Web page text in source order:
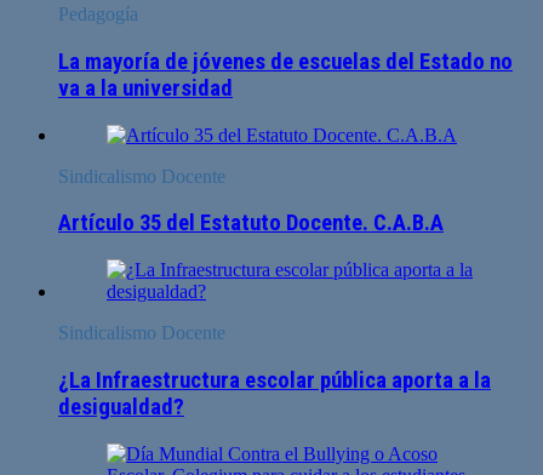
Pedagogía
La mayoría de jóvenes de escuelas del Estado no
va a la universidad
Sindicalismo Docente
Artículo 35 del Estatuto Docente. C.A.B.A
Sindicalismo Docente
¿La Infraestructura escolar pública aporta a la
desigualdad?